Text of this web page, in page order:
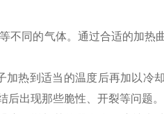
不同的气体。通过合适的加热
热到适当的温度后再加以冷
后出现那些脆性、开裂等问题。